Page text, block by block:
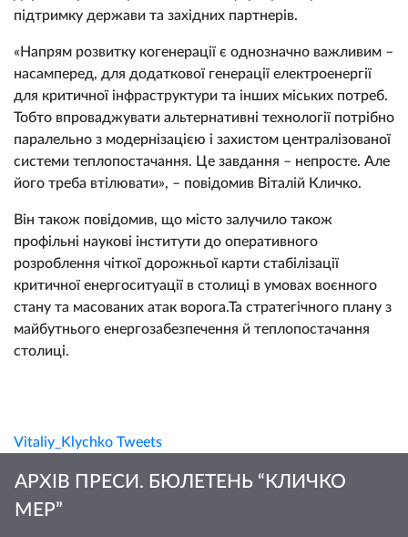
підтримку держави та західних партнерів.
«Напрям розвитку когенерації є однозначно важливим –
насамперед, для додаткової генерації електроенергії
для критичної інфраструктури та інших міських потреб.
Тобто впроваджувати альтернативні технології потрібно
паралельно з модернізацією і захистом централізованої
системи теплопостачання. Це завдання – непросте. Але
його треба втілювати», – повідомив Віталій Кличко.
Він також повідомив, що місто залучило також
профільні наукові інститути до оперативного
розроблення чіткої дорожньої карти стабілізації
критичної енергоситуації в столиці в умовах воєнного
стану та масованих атак ворога.Та стратегічного плану з
майбутнього енергозабезпечення й теплопостачання
столиці.
Vitaliy_Klychko Tweets
АРХІВ ПРЕСИ. БЮЛЕТЕНЬ “КЛИЧКО
МЕР”